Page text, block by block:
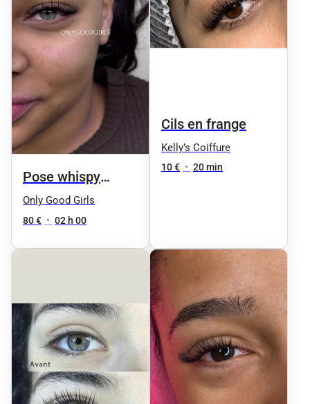
Pose whispy
naturel
Only Good Girls
80 € • 02 h 00
Cils en frange
Kelly’s Coiffure
10 € • 20 min